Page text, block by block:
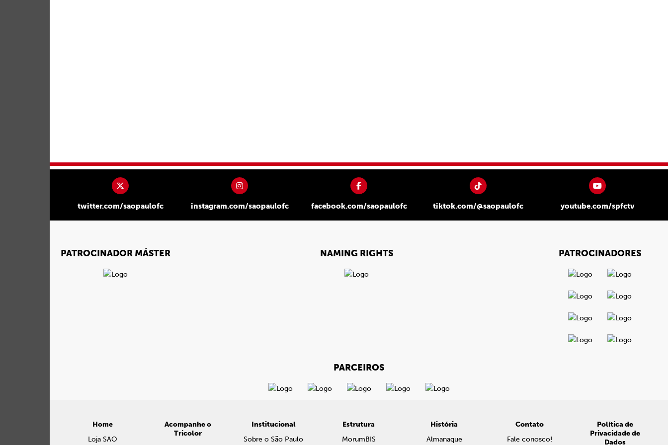
twitter.com/saopaulofc instagram.com/saopaulofc facebook.com/saopaulofc tiktok.com/@saopaulofc youtube.com/spfctv
PATROCINADOR MÁSTER NAMING RIGHTS PATROCINADORES
PARCEIROS
Home
Loja SAO
Acompanhe o
Tricolor
Institucional
Sobre o São Paulo
Estrutura
MorumBIS
História
Almanaque
Contato
Fale conosco!
Política de
Privacidade de
Dados